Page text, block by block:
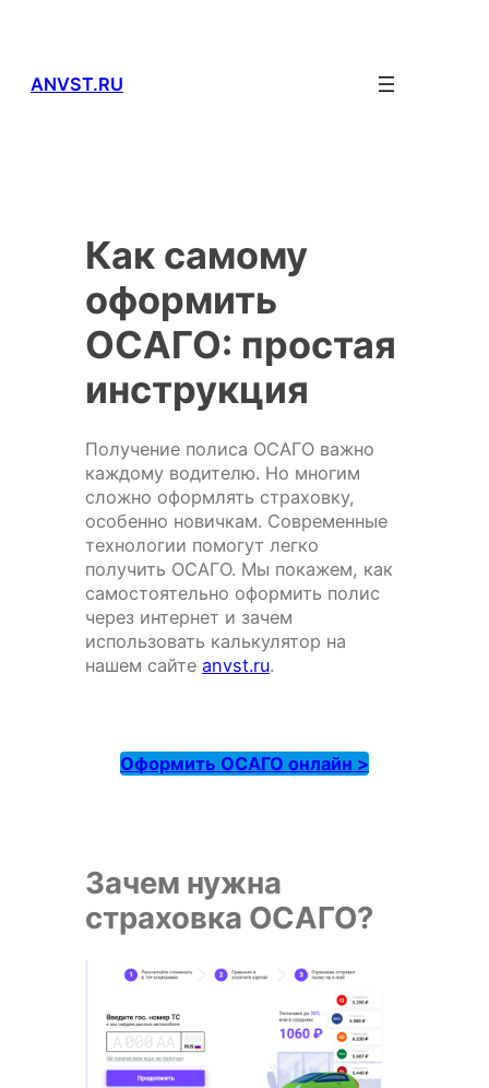
ANVST.RU
Как самому
оформить
ОСАГО: простая
инструкция
Получение полиса ОСАГО важно
каждому водителю. Но многим
сложно оформлять страховку,
особенно новичкам. Современные
технологии помогут легко
получить ОСАГО. Мы покажем, как
самостоятельно оформить полис
через интернет и зачем
использовать калькулятор на
нашем сайте anvst.ru.
Оформить ОСАГО онлайн >
Зачем нужна
страховка ОСАГО?